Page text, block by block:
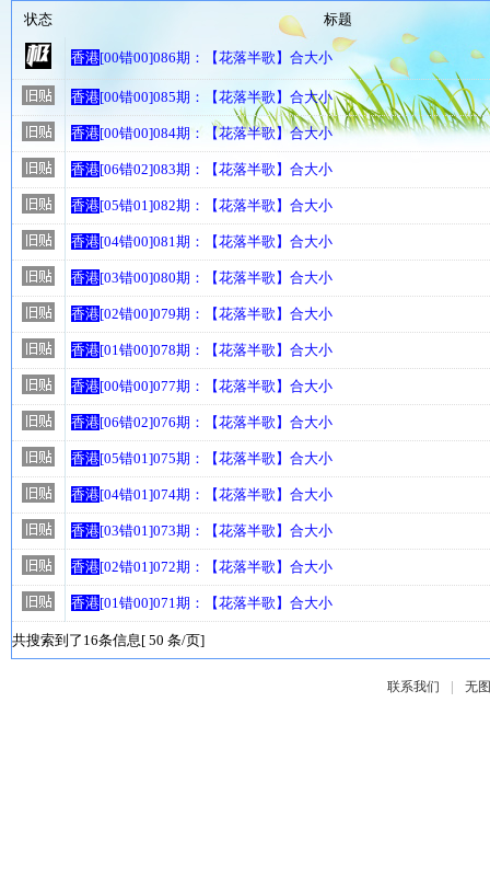
状态 标题
香港[00错00]086期：【花落半歌】合大小
香港[00错00]085期：【花落半歌】合大小
香港[00错00]084期：【花落半歌】合大小
香港[06错02]083期：【花落半歌】合大小
香港[05错01]082期：【花落半歌】合大小
香港[04错00]081期：【花落半歌】合大小
香港[03错00]080期：【花落半歌】合大小
香港[02错00]079期：【花落半歌】合大小
香港[01错00]078期：【花落半歌】合大小
香港[00错00]077期：【花落半歌】合大小
香港[06错02]076期：【花落半歌】合大小
香港[05错01]075期：【花落半歌】合大小
香港[04错01]074期：【花落半歌】合大小
香港[03错01]073期：【花落半歌】合大小
香港[02错01]072期：【花落半歌】合大小
香港[01错00]071期：【花落半歌】合大小
共搜索到了16条信息[ 50 条/页]
联系我们 | 无